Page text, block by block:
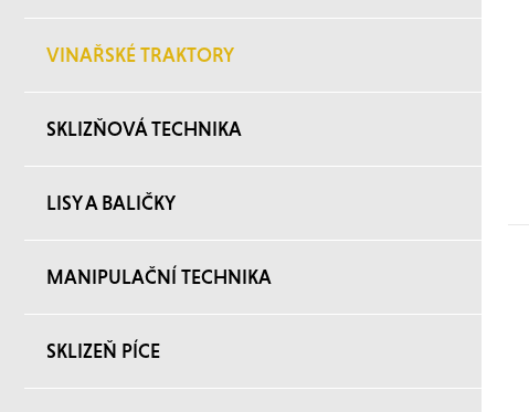
VINAŘSKÉ TRAKTORY
SKLIZŇOVÁ TECHNIKA
LISY A BALIČKY
MANIPULAČNÍ TECHNIKA
SKLIZEŇ PÍCE